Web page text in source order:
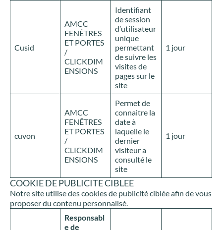
Cusid
AMCC
FENÊTRES
ET PORTES
/
CLICKDIM
ENSIONS
Identifiant
de session
d’utilisateur
unique
permettant
de suivre les
visites de
pages sur le
site
1 jour
cuvon
AMCC
FENÊTRES
ET PORTES
/
CLICKDIM
ENSIONS
Permet de
connaitre la
date à
laquelle le
dernier
visiteur a
consulté le
site
1 jour
COOKIE DE PUBLICITE CIBLEE
Notre site utilise des cookies de publicité ciblée afin de vous
proposer du contenu personnalisé.
Responsabl
e de